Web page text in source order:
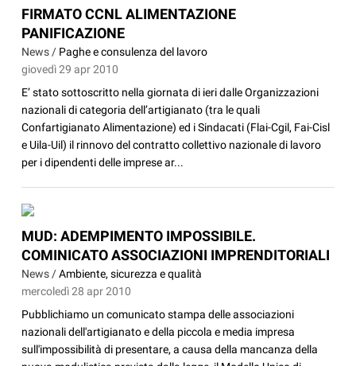
FIRMATO CCNL ALIMENTAZIONE
PANIFICAZIONE
News / Paghe e consulenza del lavoro
giovedì 29 apr 2010
E’ stato sottoscritto nella giornata di ieri dalle Organizzazioni
nazionali di categoria dell’artigianato (tra le quali
Confartigianato Alimentazione) ed i Sindacati (Flai-Cgil, Fai-Cisl
e Uila-Uil) il rinnovo del contratto collettivo nazionale di lavoro
per i dipendenti delle imprese ar...
MUD: ADEMPIMENTO IMPOSSIBILE.
COMINICATO ASSOCIAZIONI IMPRENDITORIALI
News /Ambiente, sicurezza e qualità
mercoledì 28 apr 2010
Pubblichiamo un comunicato stampa delle associazioni
nazionali dell'artigianato e della piccola e media impresa
sull'impossibilità di presentare, a causa della mancanza della